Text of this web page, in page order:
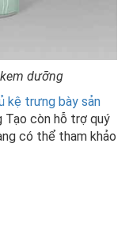
dưỡng
kệ trưng bày sản
Tạo còn hỗ trợ quý
có thể tham khảo